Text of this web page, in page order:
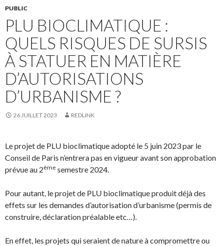
PUBLIC
PLU BIOCLIMATIQUE :
QUELS RISQUES DE SURSIS
À STATUER EN MATIÈRE
D’AUTORISATIONS
D’URBANISME ?
26 JUILLET 2023 REDLINK
Le projet de PLU bioclimatique adopté le 5 juin 2023 par le
Conseil de Paris n’entrera pas en vigueur avant son approbation
prévue au 2ème semestre 2024.
Pour autant, le projet de PLU bioclimatique produit déjà des
effets sur les demandes d’autorisation d’urbanisme (permis de
construire, déclaration préalable etc…).
En effet, les projets qui seraient de nature à compromettre ou